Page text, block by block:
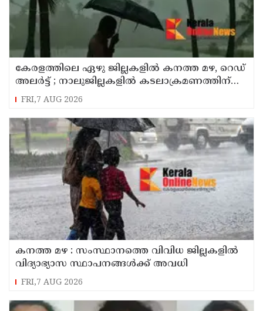
കേരളത്തിലെ ഏഴു ജില്ലകളിൽ കനത്ത മഴ, റെഡ്
അലർട്ട് ; നാലുജില്ലകളിൽ കടലാക്രമണത്തിന്
സാധ്യത
FRI,7 AUG 2026
കനത്ത മഴ : സംസ്ഥാനത്തെ വിവിധ ജില്ലകളിൽ
വിദ്യാഭ്യാസ സ്ഥാപനങ്ങൾക്ക് അവധി
FRI,7 AUG 2026